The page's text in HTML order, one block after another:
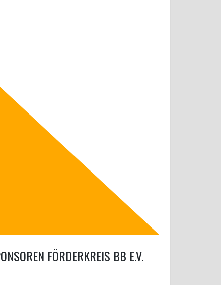
FÖRDERKREIS BB E.V.